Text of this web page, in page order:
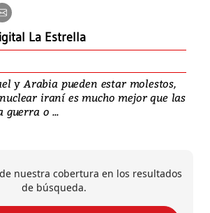
La Estrella
y Arabia pueden estar molestos,
iraní es mucho mejor que las
o ...
nuestra cobertura en los resultados
de búsqueda.